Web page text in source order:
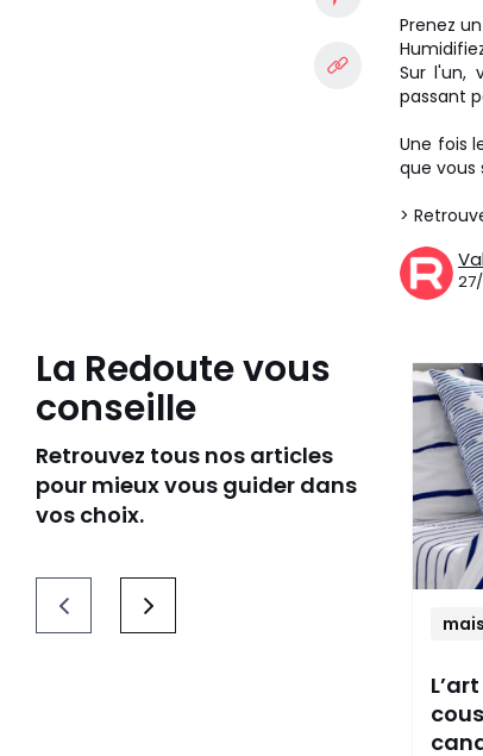
Prenez
Sur l'un,
passant
Une fois
que vous
>
La Redoute vous
conseille
Retrouvez tous nos articles
pour mieux vous guider dans
vos choix.